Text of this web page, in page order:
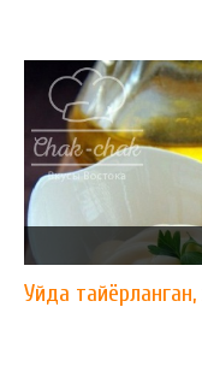
Уйда